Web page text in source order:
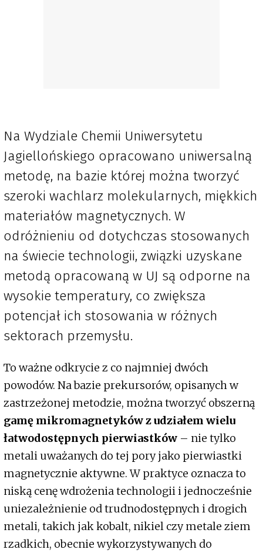
Na Wydziale Chemii Uniwersytetu
Jagiellońskiego opracowano uniwersalną
metodę, na bazie której można tworzyć
szeroki wachlarz molekularnych, miękkich
materiałów magnetycznych. W
odróżnieniu od dotychczas stosowanych
na świecie technologii, związki uzyskane
metodą opracowaną w UJ są odporne na
wysokie temperatury, co zwiększa
potencjał ich stosowania w różnych
sektorach przemysłu.
To ważne odkrycie z co najmniej dwóch
powodów. Na bazie prekursorów, opisanych w
zastrzeżonej metodzie, można tworzyć obszerną
gamę mikromagnetyków z udziałem wielu
łatwodostępnych pierwiastków – nie tylko
metali uważanych do tej pory jako pierwiastki
magnetycznie aktywne. W praktyce oznacza to
niską cenę wdrożenia technologii i jednocześnie
uniezależnienie od trudnodostępnych i drogich
metali, takich jak kobalt, nikiel czy metale ziem
rzadkich, obecnie wykorzystywanych do